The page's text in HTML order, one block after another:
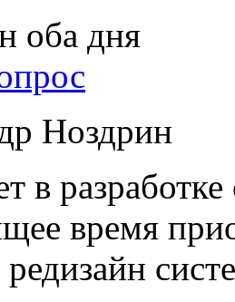
оба дня
Ноздрин
в
время
редизайн